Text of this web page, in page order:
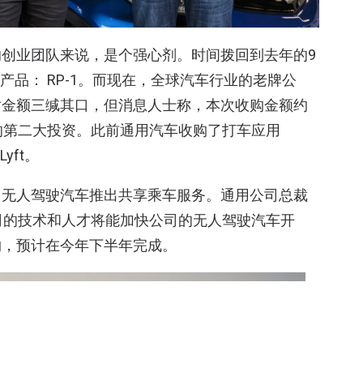
业团队来说，是个强心剂。时间拨回到去年的9
品： RP-1。而现在，全球汽车行业的老牌公
额三缄其口，但消息人士称，本次收购金额约
二大投资。此前通用汽车收购了打车应用
。
人驾驶汽车推出共享乘车服务。通用公司总裁
技术和人才将能加快公司的无人驾驶汽车开
预计在今年下半年完成。